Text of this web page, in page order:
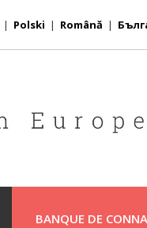
| Polski | Română |
BANQUE DE